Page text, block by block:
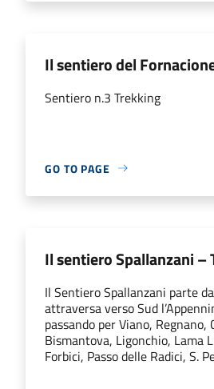
Il sentiero del
Sentiero n.3 Trekking
GO TO PAGE
Il sentiero Spallanzani –
Il Sentiero Spallanzani parte
attraversa verso Sud
passando per Viano,
Bismantova, Ligonchio, Lama
Forbici, Passo delle Radici, S.